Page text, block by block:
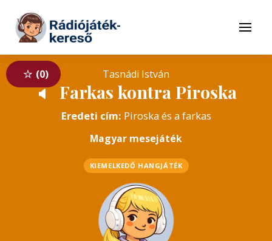
Tovább a tartalomhoz
Menü
0 Tasnádi István
🔈 Farkas kontra Piroska
Eredeti cím: Piroska és a farkas
Magyar mesejáték
KIEMELKEDŐ HANGJÁTÉK